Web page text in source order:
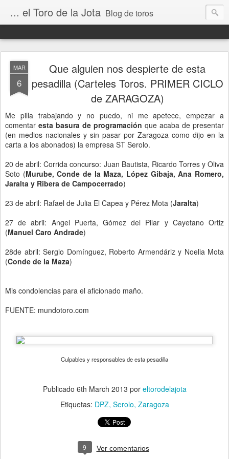
... el Toro de la Jota Blog de toros
MAR
6
Que alguien nos despierte de esta
pesadilla (Carteles Toros. PRIMER CICLO
de ZARAGOZA)
Me pilla trabajando y no puedo, ni me apetece, empezar a
comentar esta basura de programación que acaba de presentar
(en medios nacionales y sin pasar por Zaragoza como dijo en la
carta a los abonados) la empresa ST Serolo.
20 de abril: Corrida concurso: Juan Bautista, Ricardo Torres y Oliva
Soto (Murube, Conde de la Maza, López Gibaja, Ana Romero,
Jaralta y Ribera de Campocerrado)
23 de abril: Rafael de Julia El Capea y Pérez Mota (Jaralta)
27 de abril: Angel Puerta, Gómez del Pilar y Cayetano Ortiz
(Manuel Caro Andrade)
28de abril: Sergio Domínguez, Roberto Armendáriz y Noelia Mota
(Conde de la Maza)
Mis condolencias para el aficionado maño.
FUENTE: mundotoro.com
Culpables y responsables de esta pesadilla
Publicado 6th March 2013 por eltorodelajota
Etiquetas: DPZ Serolo Zaragoza
9 Ver comentarios